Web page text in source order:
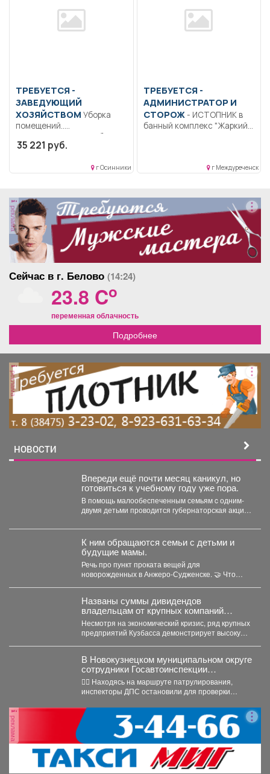
ТРЕБУЕТСЯ -
ЗАВЕДУЮЩИЙ
ХОЗЯЙСТВОМ
помещений..
Ненормированный рабочий
день..
35 221 руб.
г Осинники
ТРЕБУЕТСЯ -
АДМИНИСТРАТОР И
СТОРОЖ- ИСТОПНИК в
банный комплекс "Жаркий
г Междуреченск
реклама
Сейчас в г. Белово (14:24)
23.8 Co
переменная облачность
Подробнее
реклама
НОВОСТИ
Впереди ещё почти месяц каникул, но
готовиться к учебному году уже пора.
В помощь малообеспеченным семьям c одним-
двумя детьми проводится губернаторская акция
К ним обращаются семьи с детьми и
будущие мамы.
Речь про пункт проката вещей для
новорожденных в Анжеро-Судженске. 🤝 Что
Названы суммы дивидендов
владельцам от крупных компаний
Кузбасса
Несмотря на экономический кризис, ряд крупных
предприятий Кузбасса демонстрирует высокую
В Новокузнецком муниципальном округе
сотрудники Госавтоинспекции
задержали нетрезвого водителя,
повторно севшего за руль в состоянии
опьянения
👮‍♂ Находясь на маршруте патрулирования,
инспекторы ДПС остановили для проверки
реклама